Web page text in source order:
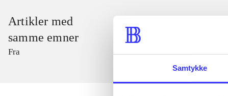
Samtykke
Artikler med
samme emner
Fra